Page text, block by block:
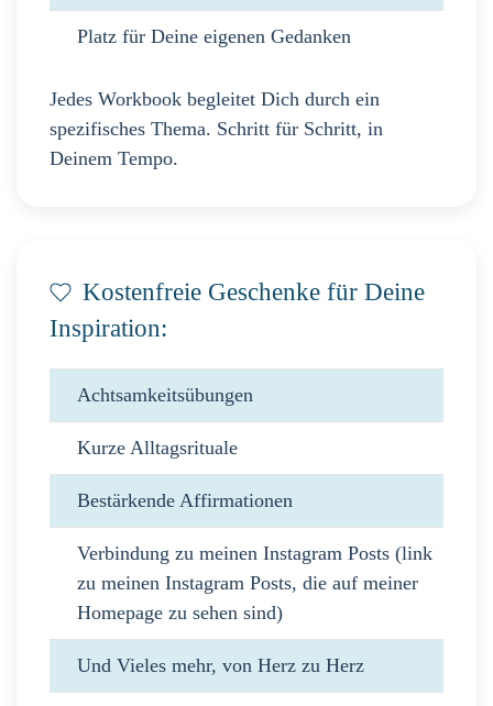
Platz für Deine eigenen Gedanken
Jedes Workbook begleitet Dich durch ein
spezifisches Thema. Schritt für Schritt, in
Deinem Tempo.
Kostenfreie Geschenke für Deine
Inspiration:
Achtsamkeitsübungen
Kurze Alltagsrituale
Bestärkende Affirmationen
Verbindung zu meinen Instagram Posts (link
zu meinen Instagram Posts, die auf meiner
Homepage zu sehen sind)
Und Vieles mehr, von Herz zu Herz